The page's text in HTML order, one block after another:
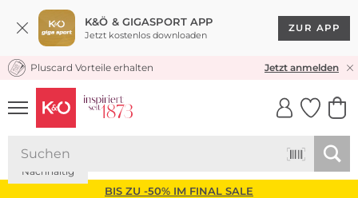
K&Ö & GIGASPORT APP
Jetzt kostenlos downloaden
ZUR APP
KOSTENLOSER VERSAND* & RÜCKVERSAND
Pluscard Vorteile erhalten Jetzt anmelden
UNSERE APP
CLICK &
BIS ZU -50% IM FINAL SALE
Nachhaltig